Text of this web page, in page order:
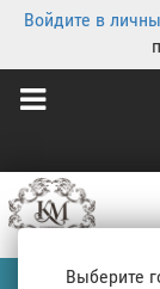
Войдите в
Выберите